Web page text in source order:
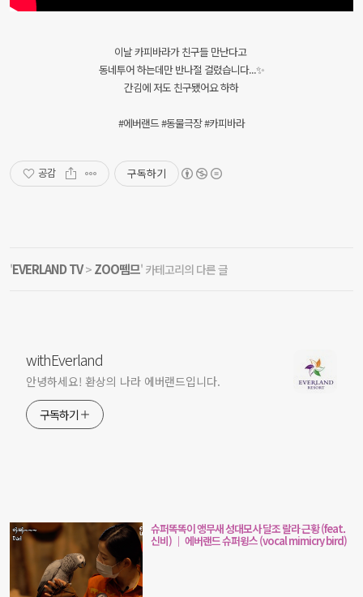
이날 카피바라가 친구들 만난다고
동네투어 하는데만 반나절 걸렸습니다...✨
간김에 저도 친구됐어요 하하
#에버랜드 #동물극장 #카피바라
공감 구독하기
'EVERLAND TV> ZOO뗌므' 카테고리의 다른 글
withEverland
안녕하세요! 환상의 나라 에버랜드입니다.
구독하기
슈퍼똑똑이 앵무새 성대모사 달조 랄라 근황 (feat.
신비) ｜ 에버랜드 슈퍼윙스 (vocal mimicry bird)